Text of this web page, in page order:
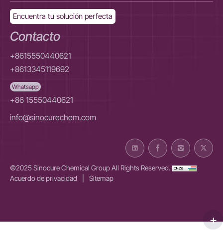
Encuentra tu solución perfecta
Contacto
+8615550440621
+8613345119692
Whatsapp
+86 15550440621
info@sinocurechem.com
©2025 Sinocure Chemical Group All Rights Reserved.
Acuerdo de privacidad
Sitemap